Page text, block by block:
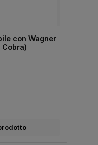
con Wagner
Cobra)